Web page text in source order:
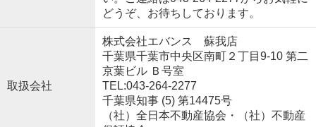
どうぞ、お待ちしております。
取扱会社
株式会社エバンス 蘇我店
千葉県千葉市中央区南町２丁目9-10 第二
京葉ビル Ｂ号室
TEL:043-264-2277
千葉県知事 (5) 第14475号
（社）全日本不動産協会・（社）不動産